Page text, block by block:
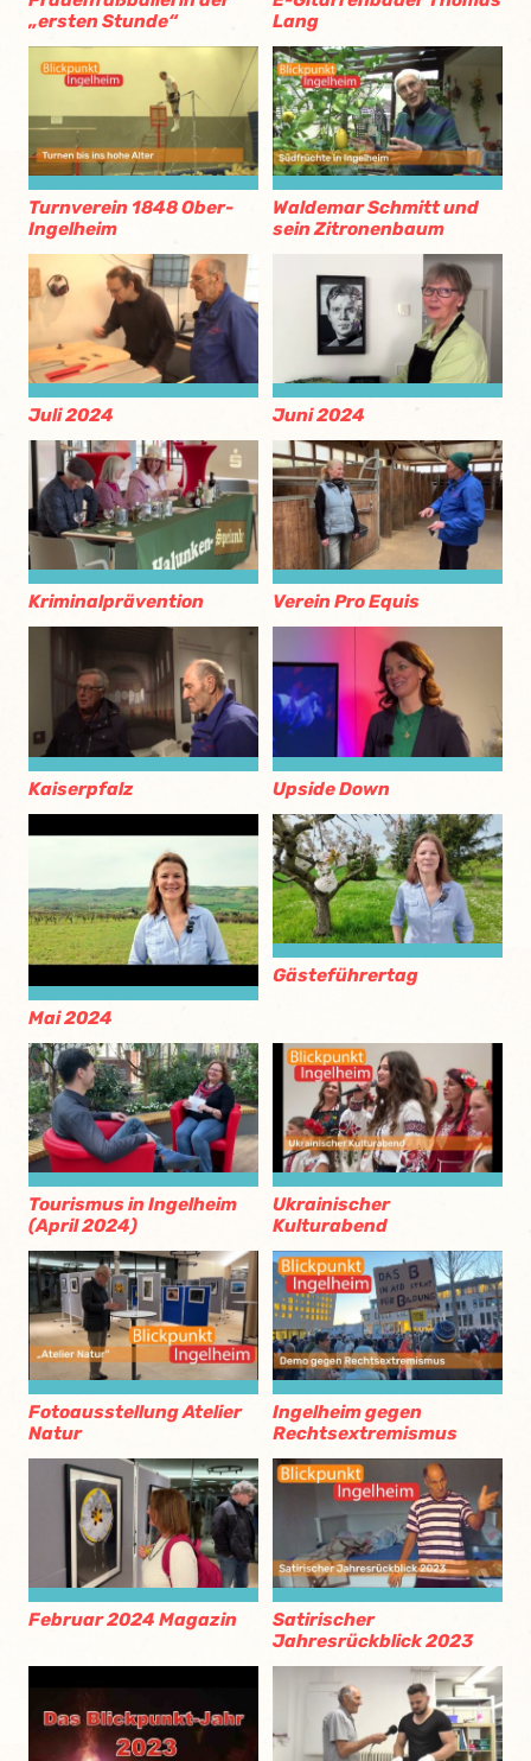
„ersten Stunde“
Lang
Turnverein 1848 Ober-
Ingelheim
Waldemar Schmitt und
sein Zitronenbaum
Juli 2024 Juni 2024
Kriminalprävention Verein Pro Equis
Kaiserpfalz Upside Down
Mai 2024
Gästeführertag
Tourismus in Ingelheim
(April 2024)
Ukrainischer
Kulturabend
Fotoausstellung Atelier
Natur
Ingelheim gegen
Rechtsextremismus
Februar 2024 Magazin
Satirischer
Jahresrückblick 2023